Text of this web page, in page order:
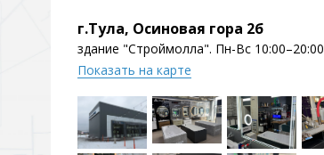
г.Тула, Осиновая гора 2б
здание "Строймолла". Пн-Вс 10:00–20:00
Показать на карте